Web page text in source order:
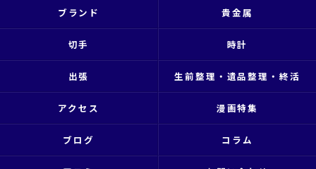
ブランド 貴金属
切手 時計
出張 生前整理・遺品整理・終活
アクセス 漫画特集
ブログ コラム